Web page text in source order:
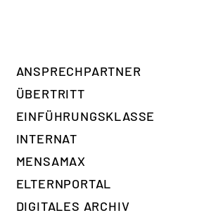
ANSPRECH­PARTNER
ÜBERTRITT
EINFÜHRUNGSKLASSE
INTERNAT
MENSAMAX
ELTERNPORTAL
DIGITALES ARCHIV